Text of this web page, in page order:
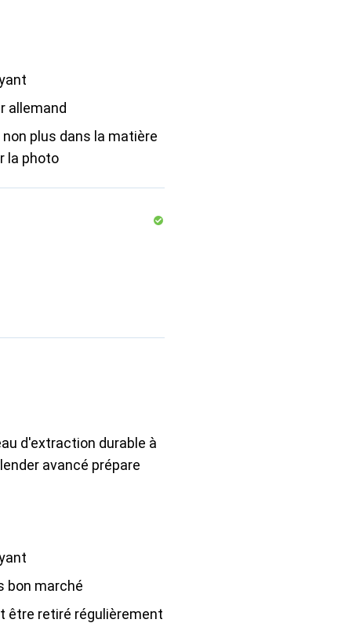
allemand
non plus dans la matière
la photo
d'extraction durable à
avancé prépare
bon marché
être retiré régulièrement